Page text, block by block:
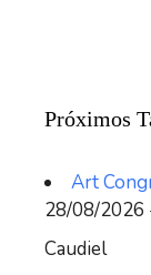
Próximos
Art
28/08/2026
Caudiel